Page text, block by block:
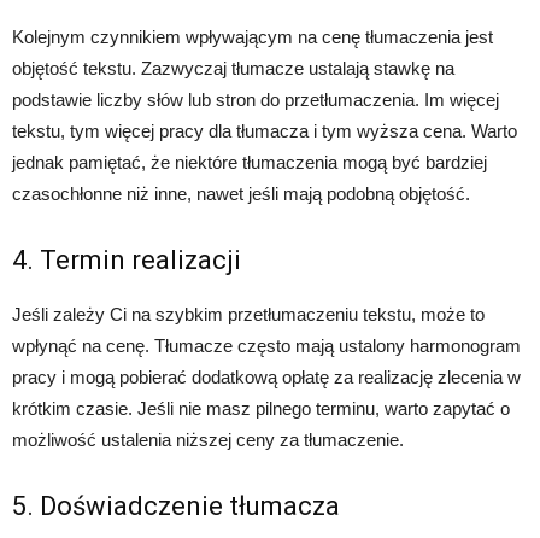
Kolejnym czynnikiem wpływającym na cenę tłumaczenia jest
objętość tekstu. Zazwyczaj tłumacze ustalają stawkę na
podstawie liczby słów lub stron do przetłumaczenia. Im więcej
tekstu, tym więcej pracy dla tłumacza i tym wyższa cena. Warto
jednak pamiętać, że niektóre tłumaczenia mogą być bardziej
czasochłonne niż inne, nawet jeśli mają podobną objętość.
4. Termin realizacji
Jeśli zależy Ci na szybkim przetłumaczeniu tekstu, może to
wpłynąć na cenę. Tłumacze często mają ustalony harmonogram
pracy i mogą pobierać dodatkową opłatę za realizację zlecenia w
krótkim czasie. Jeśli nie masz pilnego terminu, warto zapytać o
możliwość ustalenia niższej ceny za tłumaczenie.
5. Doświadczenie tłumacza